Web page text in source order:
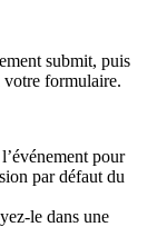
submit, puis
votre formulaire.
pour
par défaut du
le dans une